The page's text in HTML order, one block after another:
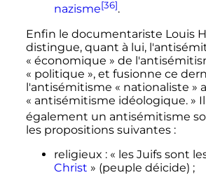
nazisme[36].
Enfin le documentariste Louis
distingue, quant à lui,
« économique » de
« politique », et fusionne ce
l'antisémitisme « nationaliste »
« antisémitisme idéologique. »
également un antisémitisme
les propositions suivantes :
religieux : « les Juifs sont
Christ » (peuple déicide) ;